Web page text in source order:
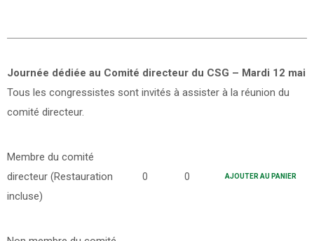
Journée dédiée au Comité directeur du CSG – Mardi 12 mai
Tous les congressistes sont invités à assister à la réunion du
comité directeur.
Membre du comité
directeur (Restauration
incluse)
0 0 AJOUTER AU PANIER